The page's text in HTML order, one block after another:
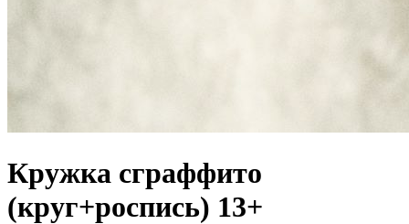
Кружка сграффито
(круг+роспись) 13+